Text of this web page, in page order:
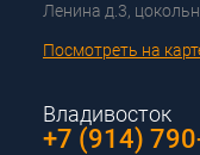
Ленина д.3,
Посмотреть на
Владивосток
+7 (914)